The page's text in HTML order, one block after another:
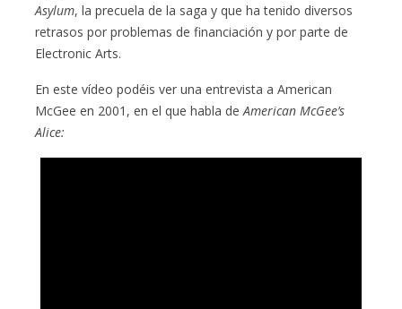
Asylum, la precuela de la saga y que ha tenido diversos
retrasos por problemas de financiación y por parte de
Electronic Arts.
En este vídeo podéis ver una entrevista a American
McGee en 2001, en el que habla deAmerican McGee’s
Alice: